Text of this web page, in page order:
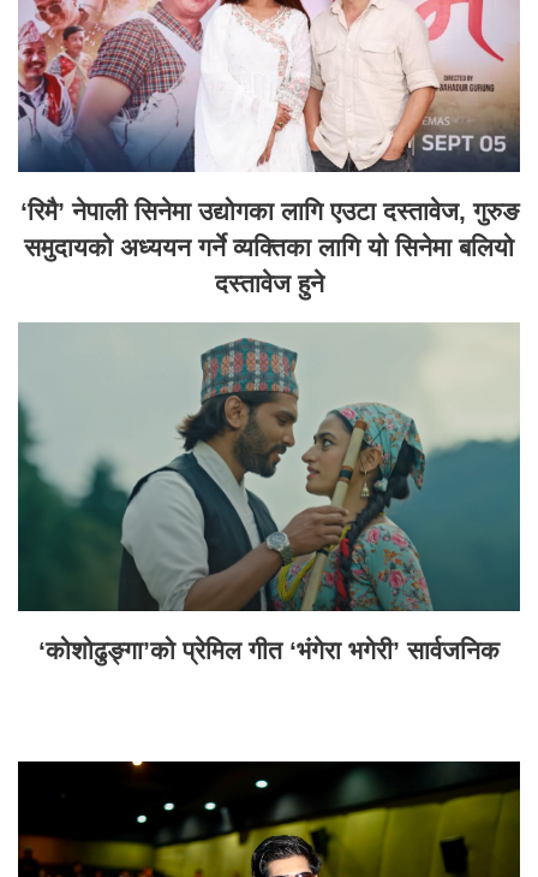
‘रिमै’ नेपाली सिनेमा उद्योगका लागि एउटा दस्तावेज, गुरुङ
समुदायको अध्ययन गर्ने व्यक्तिका लागि यो सिनेमा बलियो
दस्तावेज हुने
‘कोशोढुङ्गा’को प्रेमिल गीत ‘भंगेरा भगेरी’ सार्वजनिक